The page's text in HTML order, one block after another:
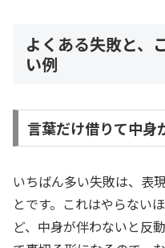
よくある失敗と、
い例
言葉だけ借りて中身
いちばん多い失敗は、表
とです。これはやらない
ど、中身が伴わないと反